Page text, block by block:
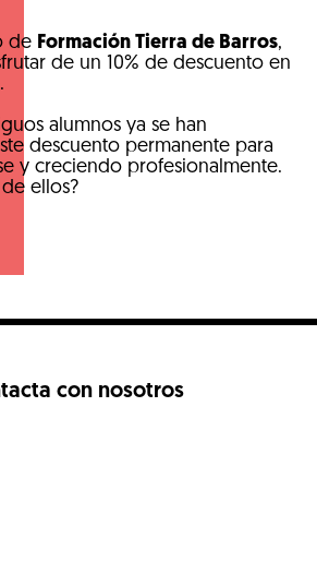
de Formación Tierra de Barros,
de un 10% de descuento en
alumnos ya se han
descuento permanente para
y creciendo profesionalmente.
ellos?
con nosotros